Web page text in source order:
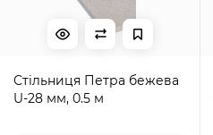
Стільниця Петра бежева
U-28 мм, 0.5 м